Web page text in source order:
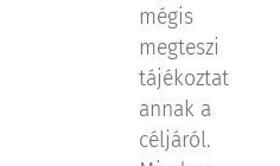
mégis
megteszi
tájékoztat
annak a
céljáról.